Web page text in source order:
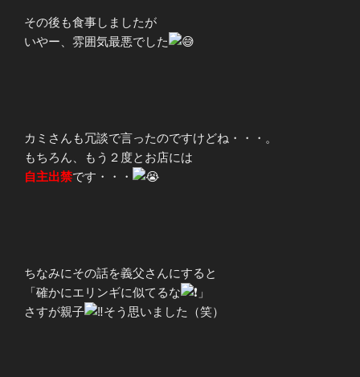
その後も食事しましたが
いやー、雰囲気最悪でした
カミさんも冗談で言ったのですけどね・・・。
もちろん、もう２度とお店には
自主出禁です・・・
ちなみにその話を義父さんにすると
「確かにエリンギに似てるな
」
さすが親子
そう思いました（笑）